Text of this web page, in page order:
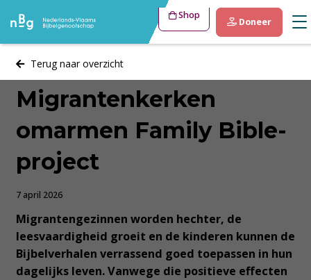
Shop
Doneer
Terug naar overzicht
Migrantenkerken
omarmen Family Bible-
project
7 april 2026
Migrantengezinnen worden hechter, de
leesvaardigheid groeit en de kinderen kunnen de
Bijbelverhalen verrassend goed toepassen in hun
dagelijks leven. Vanwege die positieve effecten